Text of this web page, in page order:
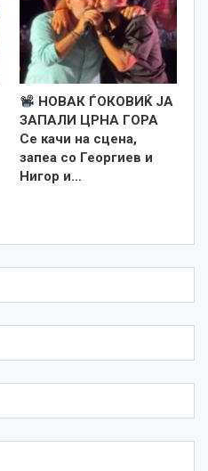
НОВАК ЃОКОВИЌ ЈА
ЗАПАЛИ ЦРНА ГОРА
Се качи на сцена,
запеа со Георгиев и
Нигор и…